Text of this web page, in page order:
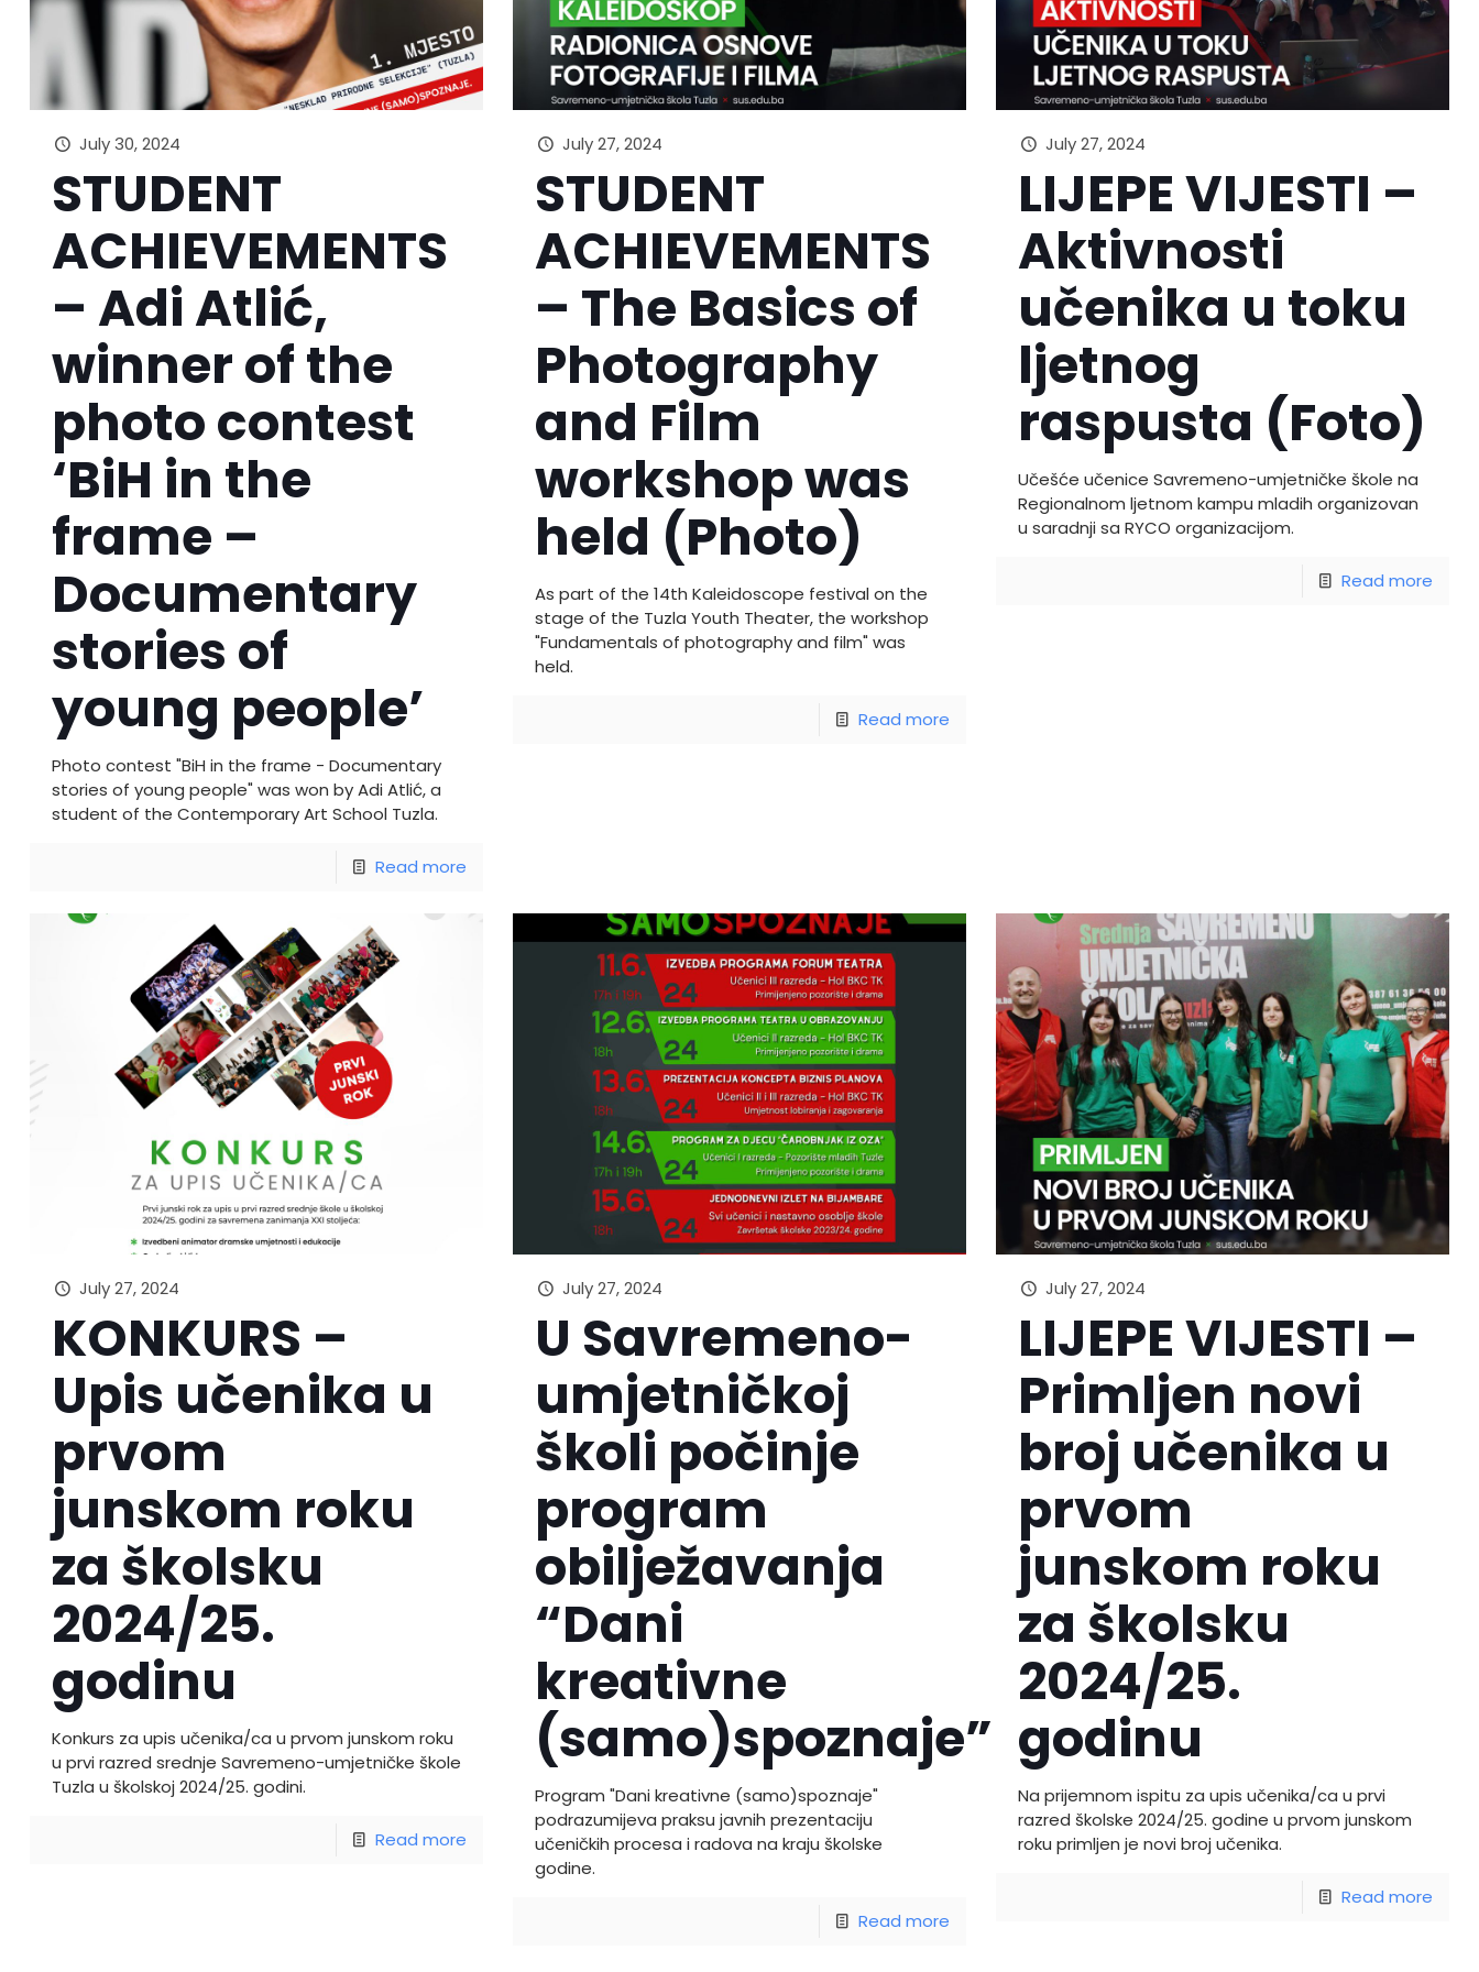
July 30, 2024
STUDENT
ACHIEVEMENTS
– Adi Atlić,
winner of the
photo contest
‘BiH in the
frame –
Documentary
stories of
young people’
Photo contest "BiH in the frame - Documentary
stories of young people" was won by Adi Atlić, a
student of the Contemporary Art School Tuzla.
Read more
July 27, 2024
STUDENT
ACHIEVEMENTS
– The Basics of
Photography
and Film
workshop was
held (Photo)
As part of the 14th Kaleidoscope festival on the
stage of the Tuzla Youth Theater, the workshop
"Fundamentals of photography and film" was
held.
Read more
July 27, 2024
LIJEPE VIJESTI –
Aktivnosti
učenika u toku
ljetnog
raspusta (Foto)
Učešće učenice Savremeno-umjetničke škole na
Regionalnom ljetnom kampu mladih organizovan
u saradnji sa RYCO organizacijom.
Read more
July 27, 2024
KONKURS –
Upis učenika u
prvom
junskom roku
za školsku
2024/25.
godinu
Konkurs za upis učenika/ca u prvom junskom roku
u prvi razred srednje Savremeno-umjetničke škole
Tuzla u školskoj 2024/25. godini.
Read more
July 27, 2024
U Savremeno-
umjetničkoj
školi počinje
program
obilježavanja
“Dani
kreativne
(samo)spoznaje”
Program "Dani kreativne (samo)spoznaje"
podrazumijeva praksu javnih prezentaciju
učeničkih procesa i radova na kraju školske
godine.
Read more
July 27, 2024
LIJEPE VIJESTI –
Primljen novi
broj učenika u
prvom
junskom roku
za školsku
2024/25.
godinu
Na prijemnom ispitu za upis učenika/ca u prvi
razred školske 2024/25. godine u prvom junskom
roku primljen je novi broj učenika.
Read more